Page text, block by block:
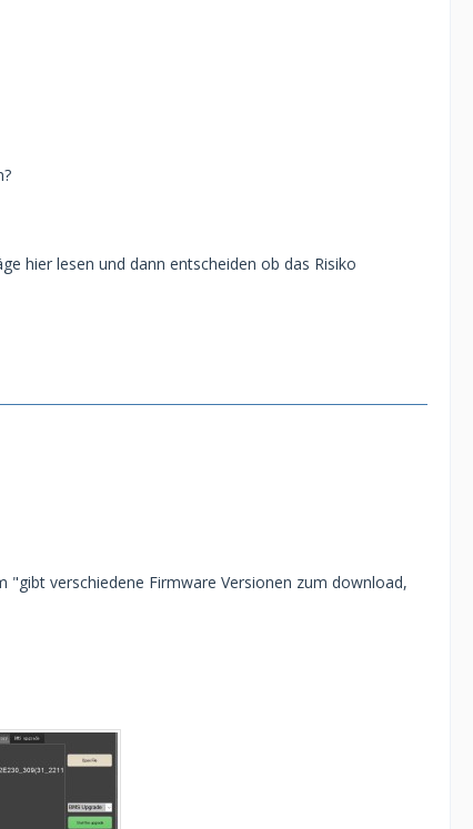
hier lesen und dann entscheiden ob das Risiko
verschiedene Firmware Versionen zum download,